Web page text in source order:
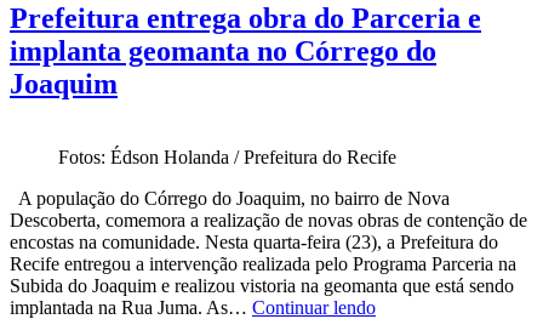
Prefeitura entrega obra do Parceria e
implanta geomanta no Córrego do
Joaquim
Fotos: Édson Holanda / Prefeitura do Recife
A população do Córrego do Joaquim, no bairro de Nova
Descoberta, comemora a realização de novas obras de contenção de
encostas na comunidade. Nesta quarta-feira (23), a Prefeitura do
Recife entregou a intervenção realizada pelo Programa Parceria na
Subida do Joaquim e realizou vistoria na geomanta que está sendo
implantada na Rua Juma. As… Continuar lendoPrefeitura